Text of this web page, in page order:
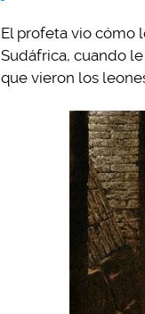
El profeta vio cómo
Sudáfrica, cuando
que vieron los